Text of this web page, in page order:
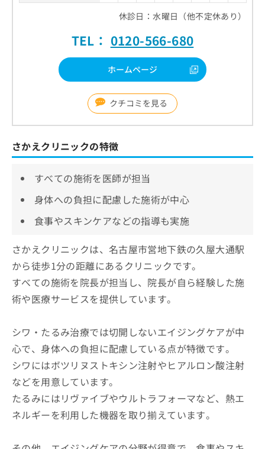
休診日：水曜日（他不定休あり）
TEL： 0120-566-680
ホームページ
クチコミを見る
さかえクリニックの特徴
すべての施術を医師が担当
身体への負担に配慮した施術が中心
食事やスキンケアなどの指導も実施
さかえクリニックは、名古屋市営地下鉄の久屋大通駅
から徒歩1分の距離にあるクリニックです。
すべての施術を院長が担当し、院長が自ら経験した施
術や医療サービスを提供しています。
シワ・たるみ治療では切開しないエイジングケアが中
心で、身体への負担に配慮している点が特徴です。
シワにはボツリヌストキシン注射やヒアルロン酸注射
などを用意しています。
たるみにはリヴァイブやウルトラフォーマなど、熱エ
ネルギーを利用した機器を取り揃えています。